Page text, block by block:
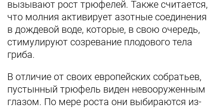
вызывают рост трюфелей. Также считается,
что молния активирует азотные соединения
в дождевой воде, которые, в свою очередь,
стимулируют созревание плодового тела
гриба.
В отличие от своих европейских собратьев,
пустынный трюфель виден невооруженным
глазом. По мере роста они выбираются из-